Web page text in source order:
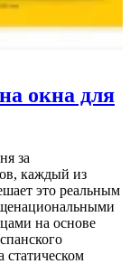
окна для
за
каждый из
это реальным
на основе
статическом